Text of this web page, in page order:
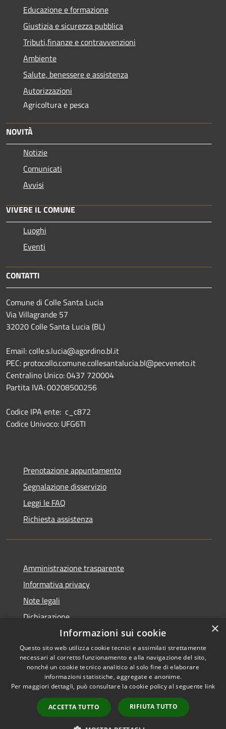
Educazione e formazione
Giustizia e sicurezza pubblica
Tributi,finanze e contravvenzioni
Ambiente
Salute, benessere e assistenza
Autorizzazioni
Agricoltura e pesca
NOVITÀ
Notizie
Comunicati
Avvisi
VIVERE IL COMUNE
Luoghi
Eventi
CONTATTI
Comune di Colle Santa Lucia
Via Villagrande 57
32020 Colle Santa Lucia (BL)
Email: colle.s.lucia@agordino.bl.it
PEC: protocollo.comune.collesantalucia.bl@pecveneto.it
Centralino Unico: 0437 720004
Partita IVA: 00208500256
Codice IPA ente: c_c872
Codice Univoco: UFG6TI
Prenotazione appuntamento
Segnalazione disservizio
Leggi le FAQ
Richiesta assistenza
Amministrazione trasparente
Informativa privacy
Note legali
Dichiarazione
di accessibilità
Accessibilità
Copyright © 2026 • Comune di
Colle Santa Lucia • Powered by
Municipium•
Accesso
redazione
×
Informazioni sui cookie
Questo sito web utilizza cookie tecnici e assimilati strettamente
necessari al corretto funzionamento e alla navigazione del sito,
nonché un cookie tecnico analitico al solo fine di elaborare
informazioni statistiche, aggregate e anonime.
Per maggiori dettagli, può consultare la cookie policy al seguente link
ACCETTA TUTTO RIFIUTA TUTTO